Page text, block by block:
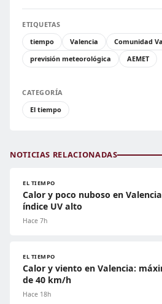
ETIQUETAS
tiempo
Valencia
Comunidad
previsión meteorológica
AEMET
CATEGORÍA
El tiempo
NOTICIAS RELACIONADAS
EL TIEMPO
Calor y poco nuboso en
índice UV alto
Hace 7h
EL TIEMPO
Calor y viento en Valencia:
de 40 km/h
Hace 18h